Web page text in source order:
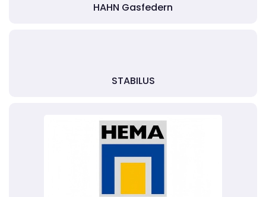
HAHN Gasfedern
STABILUS